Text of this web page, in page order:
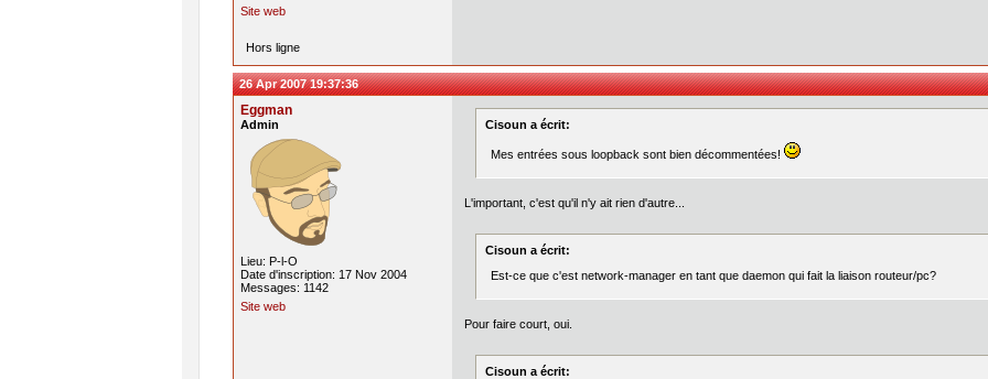
Site web
Hors ligne
26 Apr 2007 19:37:36
Eggman
Admin
Lieu: P-l-O
Date d'inscription: 17 Nov 2004
Messages: 1142
Site web
Cisoun a écrit:
Mes entrées sous loopback sont bien décommentées!
L'important, c'est qu'il n'y ait rien d'autre...
Cisoun a écrit:
Est-ce que c'est network-manager en tant que daemon qui fait la liaison routeur/pc?
Pour faire court, oui.
Cisoun a écrit: